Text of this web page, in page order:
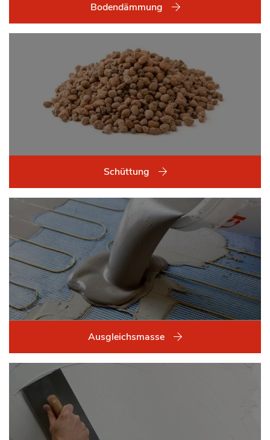
Bodendämmung
Schüttung
Ausgleichsmasse